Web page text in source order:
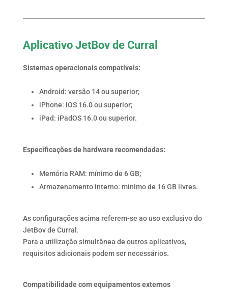
Aplicativo JetBov de Curral
Sistemas operacionais compatíveis:
Android: versão 14 ou superior;
iPhone: iOS 16.0 ou superior;
iPad: iPadOS 16.0 ou superior.
Especificações de hardware recomendadas:
Memória RAM: mínimo de 6 GB;
Armazenamento interno: mínimo de 16 GB livres.
As configurações acima referem-se ao uso exclusivo do
JetBov de Curral.
Para a utilização simultânea de outros aplicativos,
requisitos adicionais podem ser necessários.
Compatibilidade com equipamentos externos